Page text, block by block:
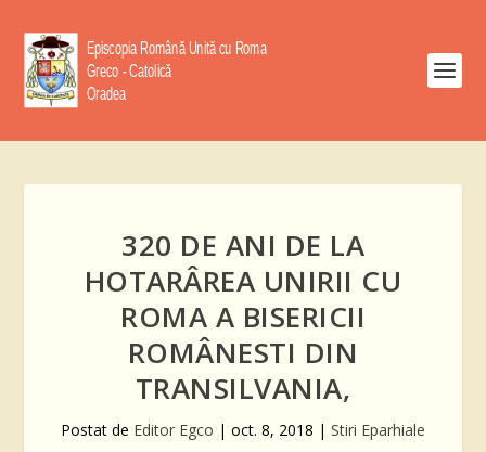
320 DE ANI DE LA
HOTARÂREA UNIRII CU
ROMA A BISERICII
ROMÂNESTI DIN
TRANSILVANIA,
Postat de Editor Egco | oct. 8, 2018 | Stiri Eparhiale